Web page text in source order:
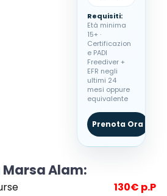
Requisiti:
Età minima
15+ ·
Certificazion
e PADI
Freediver +
EFR negli
ultimi 24
mesi oppure
equivalente
Prenota Ora
Marsa Alam:
130€ p.P